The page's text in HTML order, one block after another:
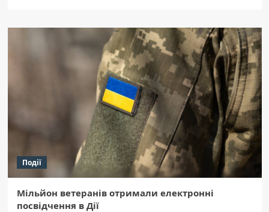
Події
Мільйон ветеранів отримали електронні
посвідчення в Дії